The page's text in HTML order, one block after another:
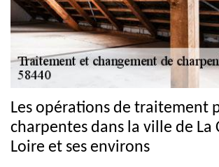
Les opérations de traitement
charpentes dans la ville de La
Loire et ses environs